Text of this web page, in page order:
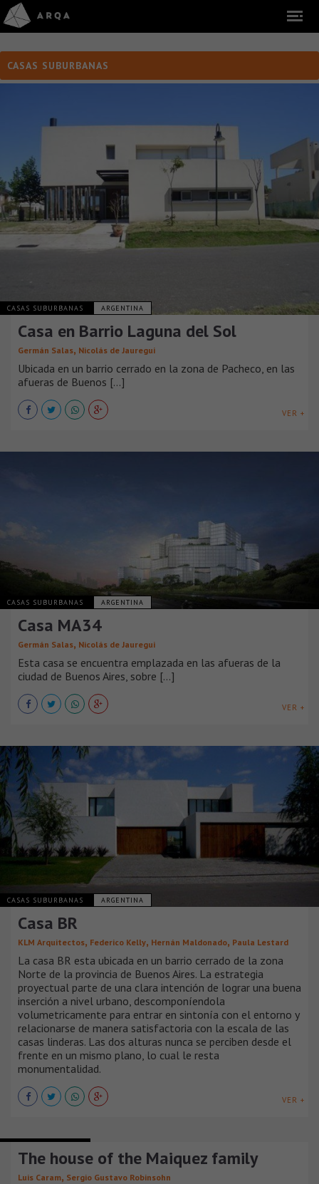
CASAS SUBURBANAS
CASAS SUBURBANAS ARGENTINA
Casa en Barrio Laguna del Sol
Germán Salas, Nicolás de Jauregui
Ubicada en un barrio cerrado en la zona de Pacheco, en las
afueras de Buenos [...]
VER +
CASAS SUBURBANAS ARGENTINA
Casa MA34
Germán Salas, Nicolás de Jauregui
Esta casa se encuentra emplazada en las afueras de la
ciudad de Buenos Aires, sobre [...]
VER +
CASAS SUBURBANAS ARGENTINA
Casa BR
KLM Arquitectos, Federico Kelly, Hernán Maldonado, Paula Lestard
La casa BR esta ubicada en un barrio cerrado de la zona
Norte de la provincia de Buenos Aires. La estrategia
proyectual parte de una clara intención de lograr una buena
inserción a nivel urbano, descomponíendola
volumetricamente para entrar en sintonía con el entorno y
relacionarse de manera satisfactoria con la escala de las
casas linderas. Las dos alturas nunca se perciben desde el
frente en un mismo plano, lo cual le resta
monumentalidad.
VER +
The house of the Maiquez family
Luis Caram, Sergio Gustavo Robinsohn